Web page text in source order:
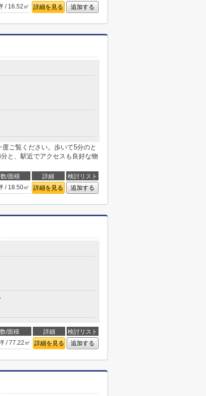
/ 16.52㎡ 詳細を見る 追加する
ご覧ください。歩いて5分のと
と、駅近でアクセスも良好な物
/面積 詳細
検討リスト
/ 18.50㎡ 詳細を見る 追加する
/面積 詳細
検討リスト
/ 77.22㎡ 詳細を見る 追加する